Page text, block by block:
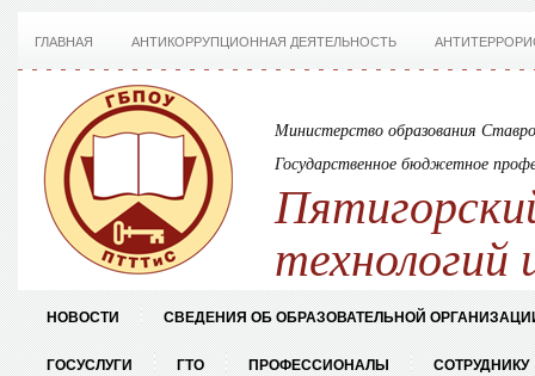
ГЛАВНАЯ АНТИКОРРУПЦИОННАЯ ДЕЯТЕЛЬНОСТЬ
Министерство образования
Государственное бюджетное
технологий
НОВОСТИ СВЕДЕНИЯ ОБ ОБРАЗОВАТЕЛЬНОЙ
ГОСУСЛУГИ ГТО ПРОФЕССИОНАЛЫ СОТРУДНИКУ